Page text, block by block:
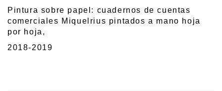
Pintura sobre papel: cuadernos de cuentas
comerciales Miquelrius pintados a mano hoja
por hoja,
2018-2019